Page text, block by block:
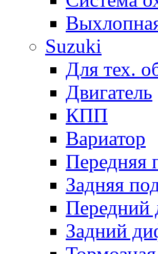
Suzuki
Для тех.
Двигатель
КПП
Вариатор
Передняя
Задняя
Передний
Задний